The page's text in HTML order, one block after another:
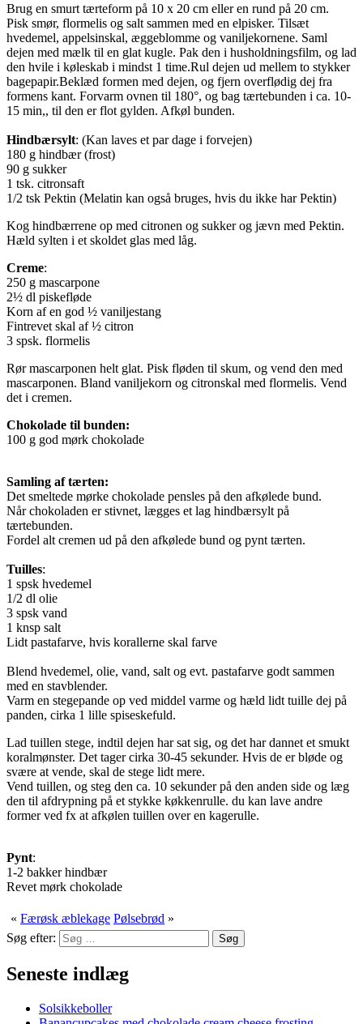
Brug en smurt tærteform på 10 x 20 cm eller en rund på 20 cm.
Pisk smør, flormelis og salt sammen med en elpisker. Tilsæt
hvedemel, appelsinskal, æggeblomme og vaniljekornene. Saml
dejen med mælk til en glat kugle. Pak den i husholdningsfilm, og lad
den hvile i køleskab i mindst 1 time.Rul dejen ud mellem to stykker
bagepapir.Beklæd formen med dejen, og fjern overflødig dej fra
formens kant. Forvarm ovnen til 180°, og bag tærtebunden i ca. 10-
15 min,, til den er flot gylden. Afkøl bunden.
Hindbærsylt: (Kan laves et par dage i forvejen)
180 g hindbær (frost)
90 g sukker
1 tsk. citronsaft
1/2 tsk Pektin (Melatin kan også bruges, hvis du ikke har Pektin)
Kog hindbærrene op med citronen og sukker og jævn med Pektin.
Hæld sylten i et skoldet glas med låg.
Creme:
250 g mascarpone
2½ dl piskefløde
Korn af en god ½ vaniljestang
Fintrevet skal af ½ citron
3 spsk. flormelis
Rør mascarponen helt glat. Pisk fløden til skum, og vend den med
mascarponen. Bland vaniljekorn og citronskal med flormelis. Vend
det i cremen.
Chokolade til bunden:
100 g god mørk chokolade
Samling af tærten:
Det smeltede mørke chokolade pensles på den afkølede bund.
Når chokoladen er stivnet, lægges et lag hindbærsylt på
tærtebunden.
Fordel alt cremen ud på den afkølede bund og pynt tærten.
Tuilles:
1 spsk hvedemel
1/2 dl olie
3 spsk vand
1 knsp salt
Lidt pastafarve, hvis korallerne skal farve
Blend hvedemel, olie, vand, salt og evt. pastafarve godt sammen
med en stavblender.
Varm en stegepande op ved middel varme og hæld lidt tuille dej på
panden, cirka 1 lille spiseskefuld.
Lad tuillen stege, indtil dejen har sat sig, og det har dannet et smukt
koralmønster. Det tager cirka 30-45 sekunder. Hvis de er bløde og
svære at vende, skal de stege lidt mere.
Vend tuillen, og steg den ca. 10 sekunder på den anden side og læg
den til afdrypning på et stykke køkkenrulle. du kan lave andre
former ved fx at afkølen tuillen over en kagerulle.
Pynt:
1-2 bakker hindbær
Revet mørk chokolade
« Færøsk æblekage Pølsebrød »
Søg efter:
Seneste indlæg
Solsikkeboller